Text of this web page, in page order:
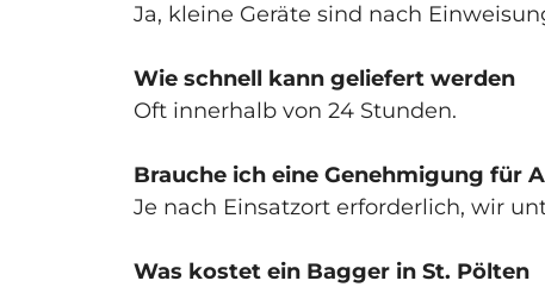
Ja, kleine Geräte sind nach
Wie schnell kann geliefert werden
Oft innerhalb von 24 Stunden.
Brauche ich eine Genehmigung für
Je nach Einsatzort erforderlich, wir
Was kostet ein Bagger in St. Pölten